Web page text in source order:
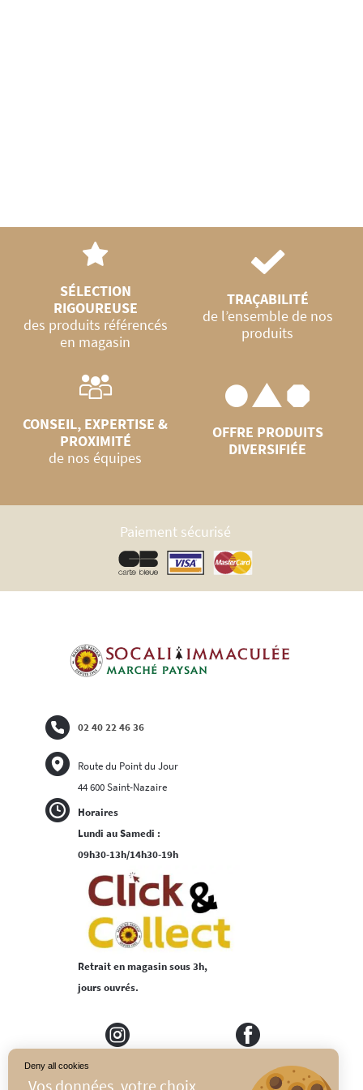
SÉLECTION
RIGOUREUSE
des produits référencés
en magasin
TRAÇABILITÉ
de l’ensemble de nos
produits
CONSEIL, EXPERTISE &
PROXIMITÉ
de nos équipes
OFFRE PRODUITS
DIVERSIFIÉE
Paiement sécurisé
Horaires
Lundi au Samedi :
09h30-13h/14h30-19h
Retrait en magasin sous 3h,
jours ouvrés.
02 40 22 46 36
Route du Point du Jour
44 600 Saint-Nazaire
Deny all cookies